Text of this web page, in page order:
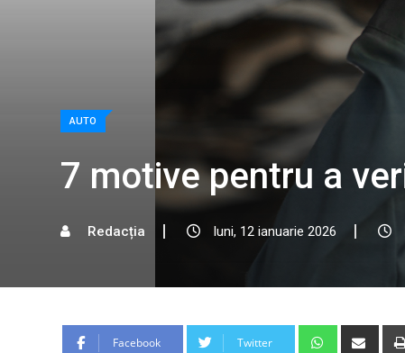
AUTO
7 motive pentru a
Redacția luni, 12 ianuarie 2026
Facebook Twitter WhatsappShare